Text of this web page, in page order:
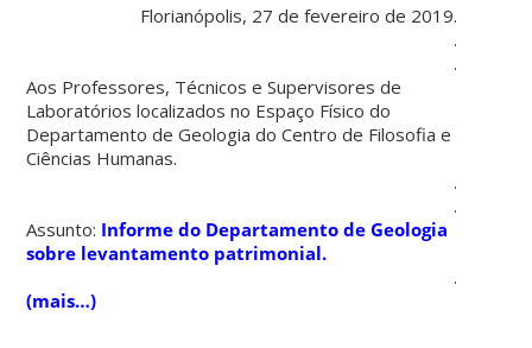
Florianópolis, 27 de fevereiro de 2019.
.
.
Aos Professores, Técnicos e Supervisores de
Laboratórios localizados no Espaço Físico do
Departamento de Geologia do Centro de Filosofia e
Ciências Humanas.
.
.
Assunto: Informe do Departamento de Geologia
sobre levantamento patrimonial.
.
(mais…)